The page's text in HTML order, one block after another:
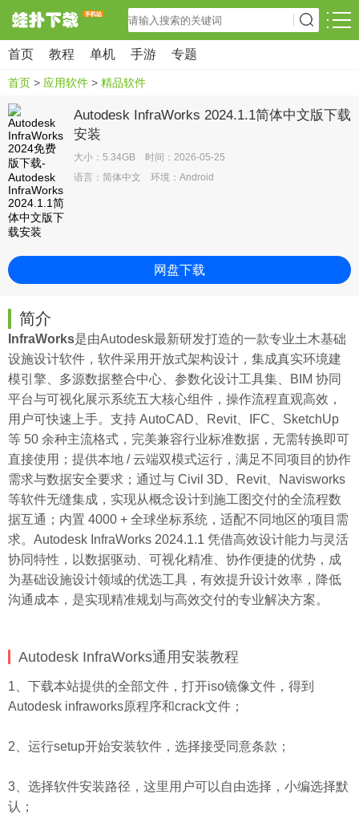
首页 教程 单机 手游 专题
首页 > 应用软件 > 精品软件
Autodesk InfraWorks 2024.1.1简体中文版下载
安装
大小：5.34GB 时间：2026-05-25
语言：简体中文 环境：Android
网盘下载
简介
InfraWorks是由Autodesk最新研发打造的一款专业土木基础
设施设计软件，软件采用开放式架构设计，集成真实环境建
模引擎、多源数据整合中心、参数化设计工具集、BIM 协同
平台与可视化展示系统五大核心组件，操作流程直观高效，
用户可快速上手。支持 AutoCAD、Revit、IFC、SketchUp
等 50 余种主流格式，完美兼容行业标准数据，无需转换即可
直接使用；提供本地 / 云端双模式运行，满足不同项目的协作
需求与数据安全要求；通过与 Civil 3D、Revit、Navisworks
等软件无缝集成，实现从概念设计到施工图交付的全流程数
据互通；内置 4000 + 全球坐标系统，适配不同地区的项目需
求。Autodesk InfraWorks 2024.1.1 凭借高效设计能力与灵活
协同特性，以数据驱动、可视化精准、协作便捷的优势，成
为基础设施设计领域的优选工具，有效提升设计效率，降低
沟通成本，是实现精准规划与高效交付的专业解决方案。
Autodesk InfraWorks通用安装教程
1、下载本站提供的全部文件，打开iso镜像文件，得到
Autodesk infraworks原程序和crack文件；
2、运行setup开始安装软件，选择接受同意条款；
3、选择软件安装路径，这里用户可以自由选择，小编选择默
认；